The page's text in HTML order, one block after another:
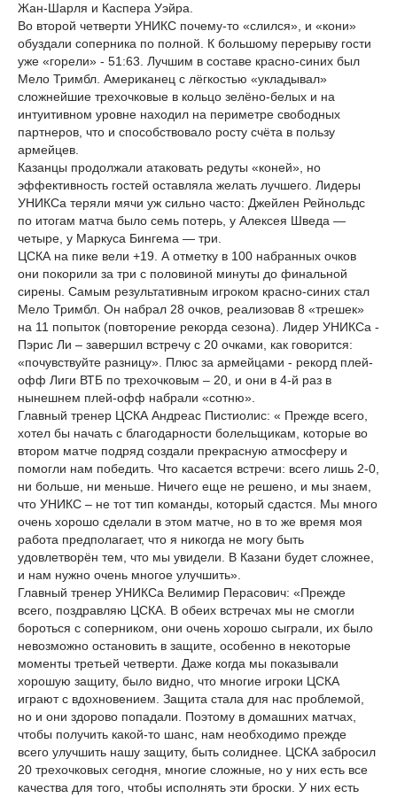
Жан-Шарля и Каспера Уэйра.
Во второй четверти УНИКС почему-то «слился», и «кони»
обуздали соперника по полной. К большому перерыву гости
уже «горели» - 51:63. Лучшим в составе красно-синих был
Мело Тримбл. Американец с лёгкостью «укладывал»
сложнейшие трехочковые в кольцо зелёно-белых и на
интуитивном уровне находил на периметре свободных
партнеров, что и способствовало росту счёта в пользу
армейцев.
Казанцы продолжали атаковать редуты «коней», но
эффективность гостей оставляла желать лучшего. Лидеры
УНИКСа теряли мячи уж сильно часто: Джейлен Рейнольдс
по итогам матча было семь потерь, у Алексея Шведа —
четыре, у Маркуса Бингема — три.
ЦСКА на пике вели +19. А отметку в 100 набранных очков
они покорили за три с половиной минуты до финальной
сирены. Самым результативным игроком красно-синих стал
Мело Тримбл. Он набрал 28 очков, реализовав 8 «трешек»
на 11 попыток (повторение рекорда сезона). Лидер УНИКСа -
Пэрис Ли – завершил встречу с 20 очками, как говорится:
«почувствуйте разницу». Плюс за армейцами - рекорд плей-
офф Лиги ВТБ по трехочковым – 20, и они в 4-й раз в
нынешнем плей-офф набрали «сотню».
Главный тренер ЦСКА Андреас Пистиолис: « Прежде всего,
хотел бы начать с благодарности болельщикам, которые во
втором матче подряд создали прекрасную атмосферу и
помогли нам победить. Что касается встречи: всего лишь 2-0,
ни больше, ни меньше. Ничего еще не решено, и мы знаем,
что УНИКС – не тот тип команды, который сдастся. Мы много
очень хорошо сделали в этом матче, но в то же время моя
работа предполагает, что я никогда не могу быть
удовлетворён тем, что мы увидели. В Казани будет сложнее,
и нам нужно очень многое улучшить».
Главный тренер УНИКСа Велимир Перасович: «Прежде
всего, поздравляю ЦСКА. В обеих встречах мы не смогли
бороться с соперником, они очень хорошо сыграли, их было
невозможно остановить в защите, особенно в некоторые
моменты третьей четверти. Даже когда мы показывали
хорошую защиту, было видно, что многие игроки ЦСКА
играют с вдохновением. Защита стала для нас проблемой,
но и они здорово попадали. Поэтому в домашних матчах,
чтобы получить какой-то шанс, нам необходимо прежде
всего улучшить нашу защиту, быть солиднее. ЦСКА забросил
20 трехочковых сегодня, многие сложные, но у них есть все
качества для того, чтобы исполнять эти броски. У них есть